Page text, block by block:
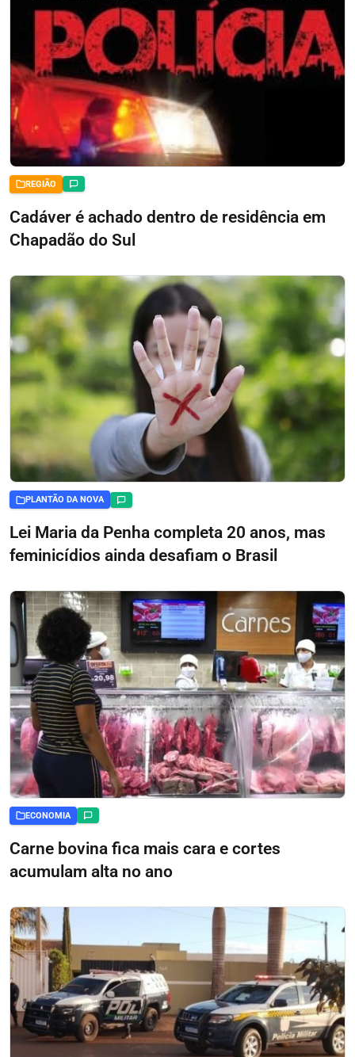
REGIÃO
Cadáver é achado dentro de residência em
Chapadão do Sul
PLANTÃO DA NOVA
Lei Maria da Penha completa 20 anos, mas
feminicídios ainda desafiam o Brasil
ECONOMIA
Carne bovina fica mais cara e cortes
acumulam alta no ano